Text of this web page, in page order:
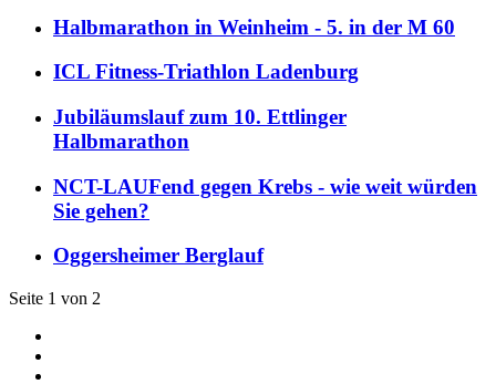
Halbmarathon in Weinheim - 5. in der M 60
ICL Fitness-Triathlon Ladenburg
Jubiläumslauf zum 10. Ettlinger
Halbmarathon
NCT-LAUFend gegen Krebs - wie weit würden
Sie gehen?
Oggersheimer Berglauf
Seite 1 von 2